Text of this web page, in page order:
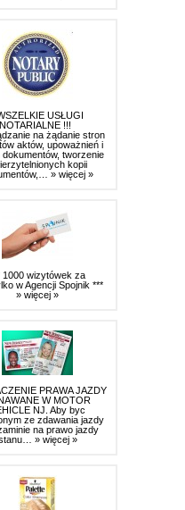
USŁUGI
NOTARIALNE !!!
na żądanie stron
aktów, upoważnień i
dokumentów, tworzenie
kopii
» więcej »
1000 wizytówek za
w Agencji Spojnik ***
» więcej »
PRAWA JAZDY
W MOTOR
NJ. Aby byc
ze zdawania jazdy
na prawo jazdy
» więcej »